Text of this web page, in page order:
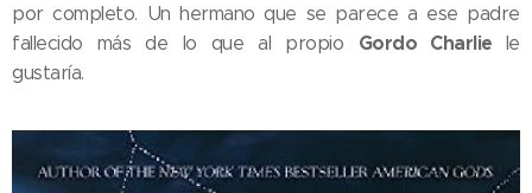
por completo. Un hermano que se parece a ese padre
fallecido más de lo que al propio Gordo Charlie le
gustaría.